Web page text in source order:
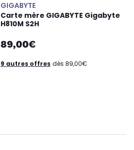
GIGABYTE
Carte mère GIGABYTE Gigabyte
H810M S2H
89,00€
9 autres offres dès 89,00€